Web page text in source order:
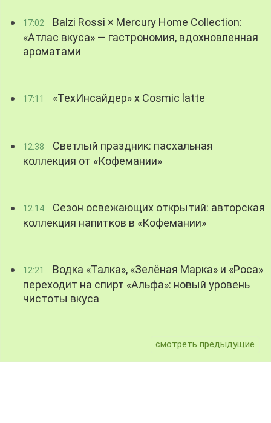
17:02
Balzi Rossi × Mercury Home Collection:
«Атлас вкуса» — гастрономия, вдохновленная
ароматами
17:11 «ТехИнсайдер» х Cosmic latte
12:38
Светлый праздник: пасхальная
коллекция от «Кофемании»
12:14
Сезон освежающих открытий: авторская
коллекция напитков в «Кофемании»
12:21
Водка «Талка», «Зелёная Марка» и «Роса»
переходит на спирт «Альфа»: новый уровень
чистоты вкуса
смотреть предыдущие